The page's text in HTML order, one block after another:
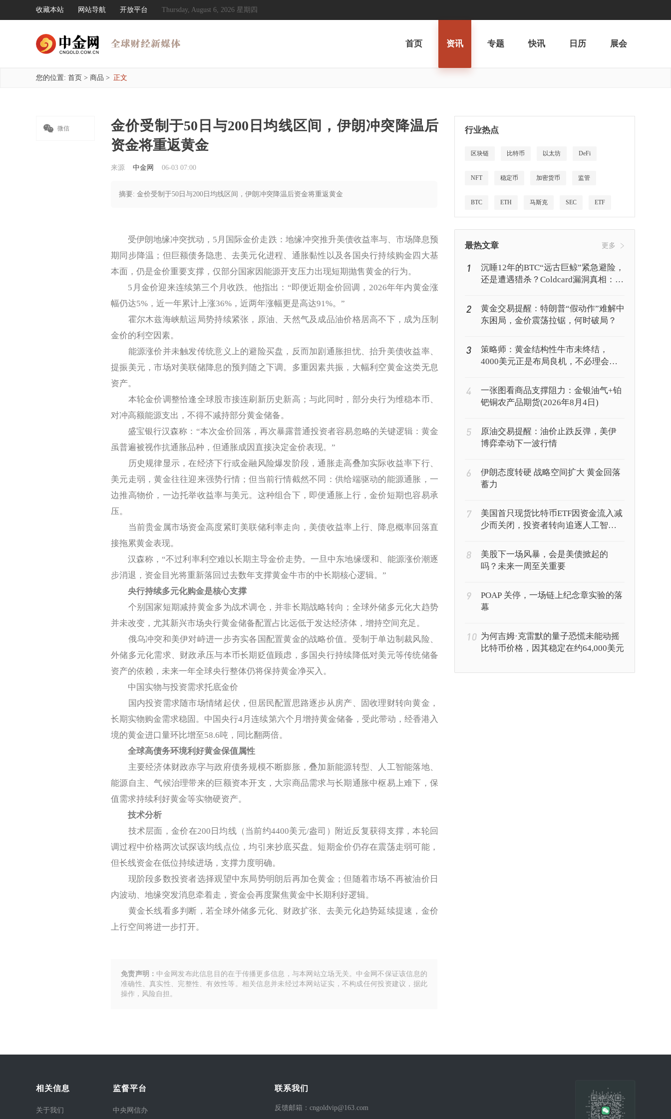
收藏本站 网站导航 开放平台 Thursday, August 6, 2026 星期四
首页 资讯 专题 快讯 日历 展会
您的位置: 首页 > 商品 > 正文
 微信
金价受制于50日与200日均线区间，伊朗冲突降温后
资金将重返黄金
来源 中金网 06-03 07:00
摘要: 金价受制于50日与200日均线区间，伊朗冲突降温后资金将重返黄金
受伊朗地缘冲突扰动，5月国际金价走跌：地缘冲突推升美债收益率与、市场降息预
期同步降温；但巨额债务隐患、去美元化进程、通胀黏性以及各国央行持续购金四大基
本面，仍是金价重要支撑，仅部分国家因能源开支压力出现短期抛售黄金的行为。
5月金价迎来连续第三个月收跌。他指出：“即便近期金价回调，2026年年内黄金涨
幅仍达5%，近一年累计上涨36%，近两年涨幅更是高达91%。”
霍尔木兹海峡航运局势持续紧张，原油、天然气及成品油价格居高不下，成为压制
金价的利空因素。
能源涨价并未触发传统意义上的避险买盘，反而加剧通胀担忧、抬升美债收益率、
提振美元，市场对美联储降息的预判随之下调。多重因素共振，大幅利空黄金这类无息
资产。
本轮金价调整恰逢全球股市接连刷新历史新高；与此同时，部分央行为维稳本币、
对冲高额能源支出，不得不减持部分黄金储备。
盛宝银行汉森称：“本次金价回落，再次暴露普通投资者容易忽略的关键逻辑：黄金
虽普遍被视作抗通胀品种，但通胀成因直接决定金价表现。”
历史规律显示，在经济下行或金融风险爆发阶段，通胀走高叠加实际收益率下行、
美元走弱，黄金往往迎来强势行情；但当前行情截然不同：供给端驱动的能源通胀，一
边推高物价，一边托举收益率与美元。这种组合下，即便通胀上行，金价短期也容易承
压。
当前贵金属市场资金高度紧盯美联储利率走向，美债收益率上行、降息概率回落直
接拖累黄金表现。
汉森称，“不过利率利空难以长期主导金价走势。一旦中东地缘缓和、能源涨价潮逐
步消退，资金目光将重新落回过去数年支撑黄金牛市的中长期核心逻辑。”
央行持续多元化购金是核心支撑
个别国家短期减持黄金多为战术调仓，并非长期战略转向；全球外储多元化大趋势
并未改变，尤其新兴市场央行黄金储备配置占比远低于发达经济体，增持空间充足。
俄乌冲突和美伊对峙进一步夯实各国配置黄金的战略价值。受制于单边制裁风险、
外储多元化需求、财政承压与本币长期贬值顾虑，多国央行持续降低对美元等传统储备
资产的依赖，未来一年全球央行整体仍将保持黄金净买入。
中国实物与投资需求托底金价
国内投资需求随市场情绪起伏，但居民配置思路逐步从房产、固收理财转向黄金，
长期实物购金需求稳固。中国央行4月连续第六个月增持黄金储备，受此带动，经香港入
境的黄金进口量环比增至58.6吨，同比翻两倍。
全球高债务环境利好黄金保值属性
主要经济体财政赤字与政府债务规模不断膨胀，叠加新能源转型、人工智能落地、
能源自主、气候治理带来的巨额资本开支，大宗商品需求与长期通胀中枢易上难下，保
值需求持续利好黄金等实物硬资产。
技术分析
技术层面，金价在200日均线（当前约4400美元/盎司）附近反复获得支撑，本轮回
调过程中价格两次试探该均线点位，均引来抄底买盘。短期金价仍存在震荡走弱可能，
但长线资金在低位持续进场，支撑力度明确。
现阶段多数投资者选择观望中东局势明朗后再加仓黄金；但随着市场不再被油价日
内波动、地缘突发消息牵着走，资金会再度聚焦黄金中长期利好逻辑。
黄金长线看多判断，若全球外储多元化、财政扩张、去美元化趋势延续提速，金价
上行空间将进一步打开。
免责声明： 中金网发布此信息目的在于传播更多信息，与本网站立场无关。中金网不保证该信息的
准确性、真实性、完整性、有效性等。相关信息并未经过本网站证实，不构成任何投资建议，据此
操作，风险自担。
行业热点
区块链 比特币 以太坊 DeFi
NFT 稳定币 加密货币 监管
BTC ETH 马斯克 SEC ETF
最热文章 更多
1
沉睡12年的BTC“远古巨鲸”紧急避险，
还是遭遇猎杀？Coldcard漏洞真相：你
2
黄金交易提醒：特朗普“假动作”难解中
东困局，金价震荡拉锯，何时破局？
3
策略师：黄金结构性牛市未终结，
4000美元正是布局良机，不必理会美
4
一张图看商品支撑阻力：金银油气+铂
钯铜农产品期货(2026年8月4日)
5
原油交易提醒：油价止跌反弹，美伊
博弈牵动下一波行情
6
伊朗态度转硬 战略空间扩大 黄金回落
蓄力
7
美国首只现货比特币ETF因资金流入减
少而关闭，投资者转向追逐人工智能
8
美股下一场风暴，会是美债掀起的
吗？未来一周至关重要
9
POAP 关停，一场链上纪念章实验的落
幕
10 为何吉姆·克雷默的量子恐慌未能动摇
比特币价格，因其稳定在约64,000美元
相关信息
关于我们
监督平台
中央网信办
联系我们
反馈邮箱：cngoldvip@163.com